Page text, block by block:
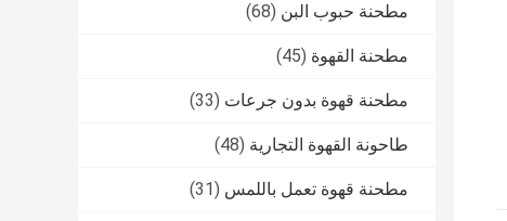
مطحنة حبوب البن (68)
مطحنة القهوة (45)
مطحنة قهوة بدون جرعات (33)
طاحونة القهوة التجارية (48)
مطحنة قهوة تعمل باللمس (31)